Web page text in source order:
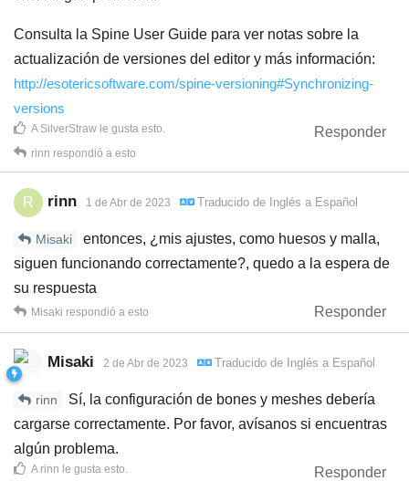
Consulta la Spine User Guide para ver notas sobre la
actualización de versiones del editor y más información:
http://esotericsoftware.com/spine-versioning#Synchronizing-
versions
Responder
A SilverStraw le gusta esto
rinn respondió a esto
R rinn 1 de Abr de 2023 Traducido de Inglés a Español
Misaki
entonces, ¿mis ajustes, como huesos y malla,
siguen funcionando correctamente?, quedo a la espera de
su respuesta
Responder
Misaki respondió a esto
Misaki 2 de Abr de 2023 Traducido de Inglés a Español
rinn
Sí, la configuración de bones y meshes debería
cargarse correctamente. Por favor, avísanos si encuentras
algún problema.
Responder
A rinn le gusta esto